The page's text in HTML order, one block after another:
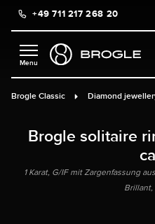
content+49 711 217 268 20
Brogle Classic Diamond
Brogle solitaire
1 Karat, G/IF mit Zargenfassung
Brillant,